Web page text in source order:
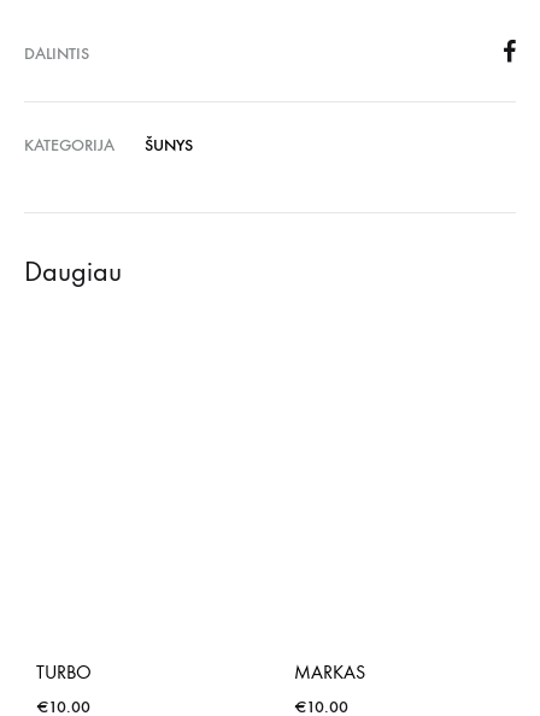
DALINTIS
KATEGORIJA ŠUNYS
Daugiau
TURBO
€10.00
MARKAS
€10.00